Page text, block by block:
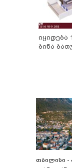
იყიდება
ბინა
თბილისი -